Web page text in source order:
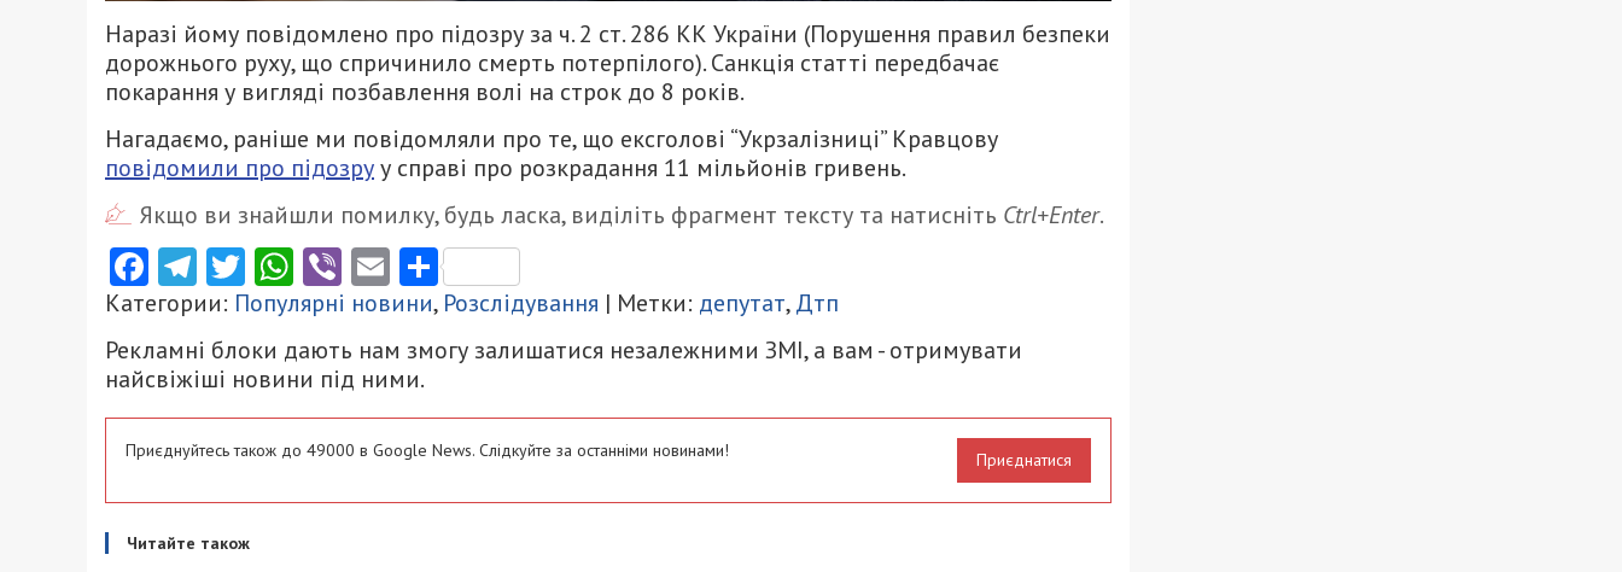
Наразі йому повідомлено про підозру за ч. 2 ст. 286 КК України (Порушення правил безпеки
дорожнього руху, що спричинило смерть потерпілого).Санкція статті передбачає
покарання у вигляді позбавлення волі на строк до 8 років.
Нагадаємо, раніше ми повідомляли про те, що ексголові “Укрзалізниці” Кравцову
повідомили про підозруу справі про розкрадання 11 мільйонів гривень.
Якщо ви знайшли помилку, будь ласка, виділіть фрагмент тексту та натисніть Ctrl+Enter.
Facebook
Telegram
Twitter
WhatsApp
ViberEmailПоділитися
Категории: Популярні новини, Розслідування | Метки: депутат,Дтп
Рекламні блоки дають нам змогу залишатися незалежними ЗМІ, а вам - отримувати
найсвіжіші новини під ними.
Приєднуйтесь також до 49000 в Google News. Слідкуйте за останніми новинами! Приєднатися
Читайте також